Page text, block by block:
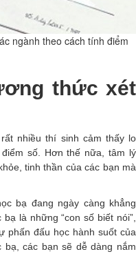
ngành theo cách tính điểm
thức xét
nhiều thí sinh cảm thấy lo
số. Hơn thế nữa, tâm lý
tinh thần của các bạn mà
bạ đang ngày càng khẳng
là những “con số biết nói”,
phấn đấu học hành suốt của
bạ, các bạn sẽ dễ dàng nắm